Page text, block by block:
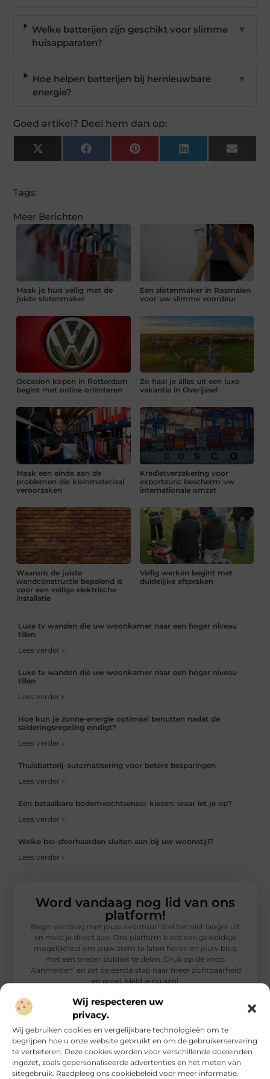
Wij respecteren uw
privacy.
Wij gebruiken cookies en vergelijkbare technologieën om te
begrijpen hoe u onze website gebruikt en om de gebruikerservaring
te verbeteren. Deze cookies worden voor verschillende doeleinden
ingezet, zoals gepersonaliseerde advertenties en het meten van
sitegebruik. Raadpleeg ons cookiebeleid voor meer informatie.
Welke batterijen zijn geschikt voor slimme
huisapparaten?
▼
Hoe helpen batterijen bij hernieuwbare
energie?
▼
Goed artikel? Deel hem dan op:
X
(Twitter)
FacebookPinterest LinkedIn Email
Tags:
Meer Berichten
Maak je huis veilig met de
juiste slotenmaker
Een slotenmaker in Rosmalen
voor uw slimme voordeur
Occasion kopen in Rotterdam
begint met online oriënteren
Zo haal je alles uit een luxe
vakantie in Overijssel
Maak een einde aan de
problemen die kleinmateriaal
veroorzaken
Kredietverzekering voor
exporteurs: bescherm uw
internationale omzet
Waarom de juiste
wandconstructie bepalend is
voor een veilige elektrische
installatie
Veilig werken begint met
duidelijke afspraken
Luxe tv wanden die uw woonkamer naar een hoger niveau
tillen
Lees verder »
Luxe tv wanden die uw woonkamer naar een hoger niveau
tillen
Lees verder »
Hoe kun je zonne-energie optimaal benutten nadat de
salderingsregeling eindigt?
Lees verder »
Thuisbatterij-automatisering voor betere besparingen
Lees verder »
Een betaalbare bodemvochtsensor kiezen: waar let je op?
Lees verder »
Welke bio-sfeerhaarden sluiten aan bij uw woonstijl?
Lees verder »
Word vandaag nog lid van ons
platform!
Begin vandaag met jouw avontuur! Stel het niet langer uit
en meld je direct aan. Ons platform biedt een geweldige
mogelijkheid om jouw stem te laten horen en jouw blog
met een breder publiek te delen. Druk op de knop
‘Aanmelden’ en zet de eerste stap naar meer zichtbaarheid
en groei. Meld je nu aan!